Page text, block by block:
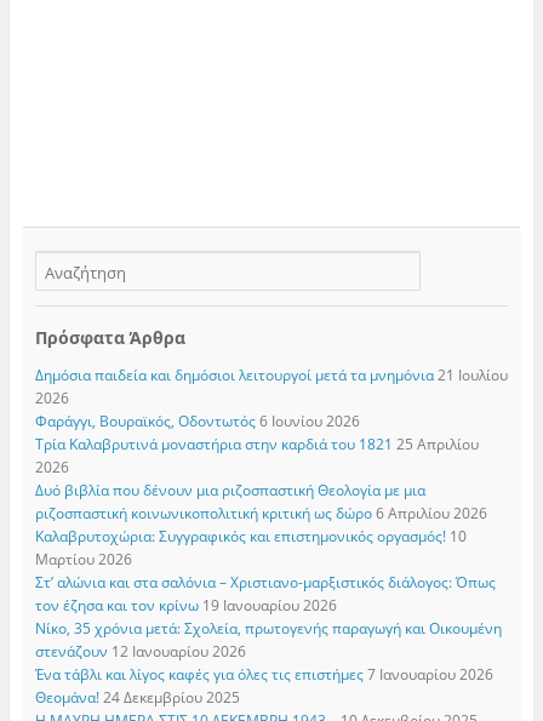
Πρόσφατα Άρθρα
Δημόσια παιδεία και δημόσιοι λειτουργοί μετά τα μνημόνια 21 Ιουλίου
2026
Φαράγγι, Βουραϊκός, Οδοντωτός 6 Ιουνίου 2026
Τρία Καλαβρυτινά μοναστήρια στην καρδιά του 1821 25 Απριλίου
2026
Δυό βιβλία που δένουν μια ριζοσπαστική Θεολογία με μια
ριζοσπαστική κοινωνικοπολιτική κριτική ως δώρο 6 Απριλίου 2026
Καλαβρυτοχώρια: Συγγραφικός και επιστημονικός οργασμός! 10
Μαρτίου 2026
Στ’ αλώνια και στα σαλόνια – Χριστιανο-μαρξιστικός διάλογος: Όπως
τον έζησα και τον κρίνω 19 Ιανουαρίου 2026
Νίκο, 35 χρόνια μετά: Σχολεία, πρωτογενής παραγωγή και Οικουμένη
στενάζουν 12 Ιανουαρίου 2026
Ένα τάβλι και λίγος καφές για όλες τις επιστήμες 7 Ιανουαρίου 2026
Θεομάνα! 24 Δεκεμβρίου 2025